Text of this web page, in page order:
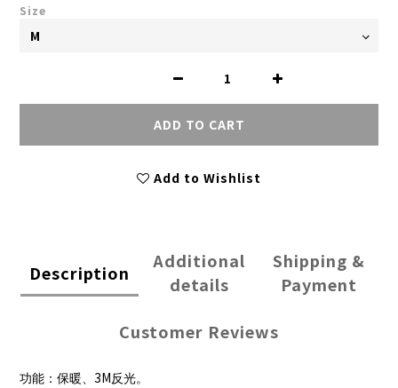
Size
ADD TO CART
Add to Wishlist
Description
Additional
details
Shipping &
Payment
Customer Reviews
功能：保暖、 3M反光。